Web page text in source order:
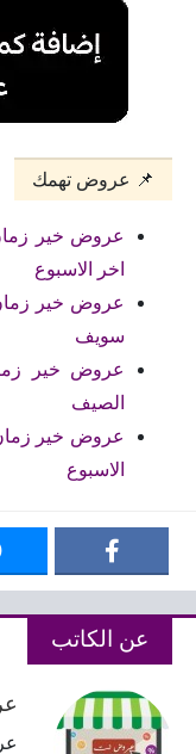
📌 عروض تهمك
اخر الاسبوع
سويف
الصيف
الاسبوع
عن الكاتب